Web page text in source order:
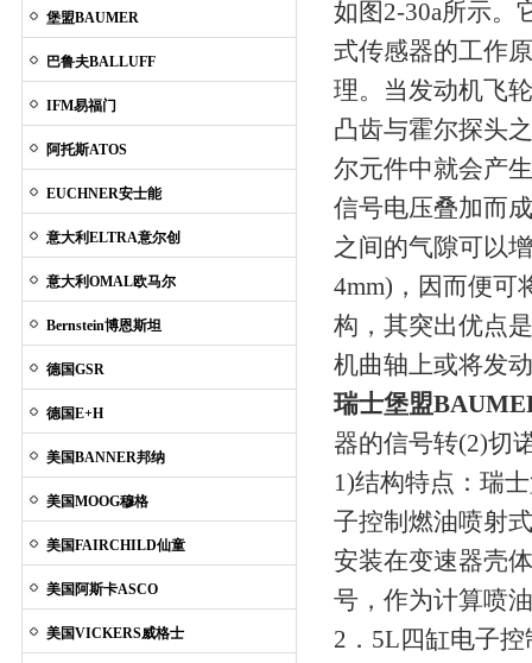
堡盟BAUMER
巴鲁夫BALLUFF
IFM易福门
阿托斯ATOS
EUCHNER安士能
意大利ELTRA意尔创
意大利OMAL欧马尔
Bernstein博恩斯坦
德国GSR
德国E+H
美国BANNER邦纳
美国MOOG穆格
美国FAIRCHILD仙童
美国阿斯卡ASCO
美国VICKERS威格士
如图2-30a所示。
式传感器的工作
理。当发动机飞
凸齿与霍尔探头
尔元件中就会产
信号电压叠加而
之间的气隙可以
4mm)，因而便可
构，其突出优点
机曲轴上或将发
瑞士堡盟
器的信号转(2)切
1)结构特点： 瑞
子控制燃油喷射
安装在变速器壳
号，作为计算喷
2．5L四缸电子